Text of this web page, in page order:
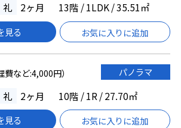
礼 2ヶ月 13階 / 1LDK / 35.51㎡
見る お気に入りに追加
費など:4,000円） パノラマ
礼 2ヶ月 10階 / 1R / 27.70㎡
見る お気に入りに追加